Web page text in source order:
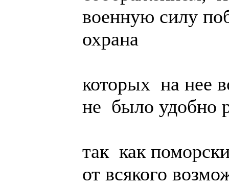
военную силу
охрана
которых на нее
не было удобно
так как
от всякого